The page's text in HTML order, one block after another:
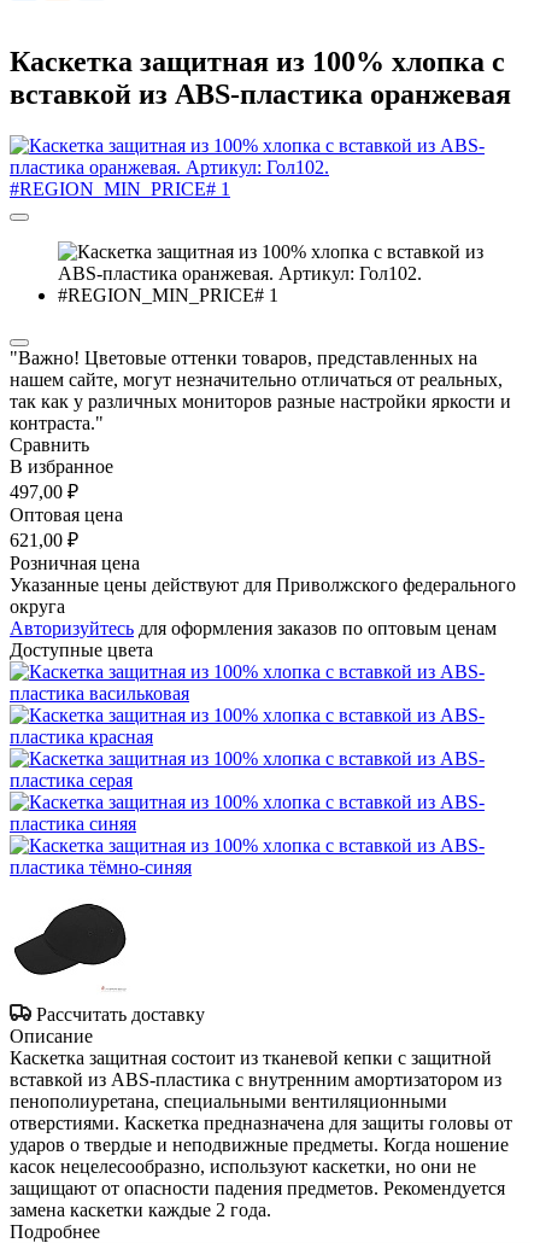
Каскетка защитная из 100% хлопка с
вставкой из ABS-пластика оранжевая
"Важно! Цветовые оттенки товаров, представленных на
нашем сайте, могут незначительно отличаться от реальных,
так как у различных мониторов разные настройки яркости и
контраста."
Сравнить
В избранное
497,00 ₽
Оптовая цена
621,00 ₽
Розничная цена
Указанные цены действуют для Приволжского федерального
округа
Авторизуйтесь для оформления заказов по оптовым ценам
Доступные цвета
Рассчитать доставку
Описание
Каскетка защитная состоит из тканевой кепки с защитной
вставкой из ABS-пластика с внутренним амортизатором из
пенополиуретана, специальными вентиляционными
отверстиями. Каскетка предназначена для защиты головы от
ударов о твердые и неподвижные предметы. Когда ношение
касок нецелесообразно, используют каскетки, но они не
защищают от опасности падения предметов. Рекомендуется
замена каскетки каждые 2 года.
Подробнее